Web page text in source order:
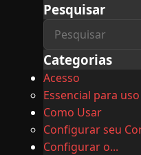
Pesquisar
Categorias
Acesso
Essencial para uso
Como Usar
Configurar seu
Configurar o...